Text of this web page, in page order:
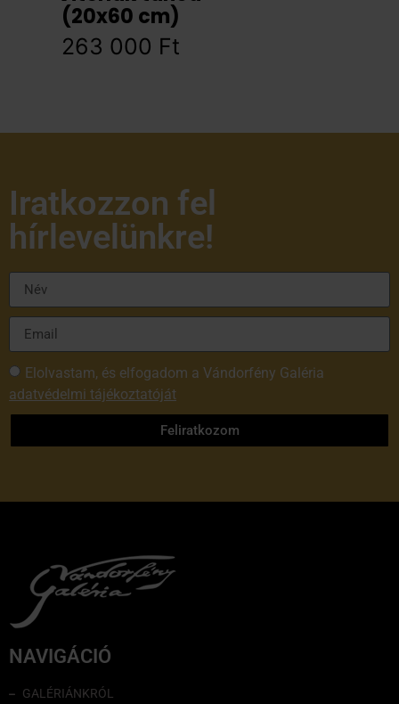
(20x60 cm)
263 000 Ft
Iratkozzon fel
hírlevelünkre!
Elolvastam, és elfogadom a Vándorfény Galéria
adatvédelmi tájékoztatóját
Feliratkozom
NAVIGÁCIÓ
GALÉRIÁNKRÓL